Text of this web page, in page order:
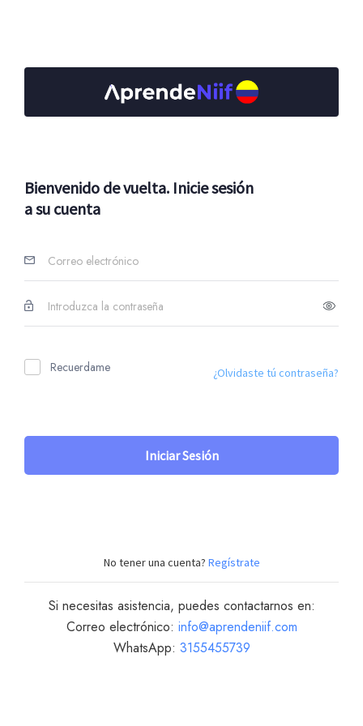
Bienvenido de vuelta. Inicie sesión
a su cuenta
Recuerdame ¿Olvidaste tú contraseña?
Iniciar Sesión
No tener una cuenta? Regístrate
Si necesitas asistencia, puedes contactarnos en:
Correo electrónico: info@aprendeniif.com
WhatsApp: 3155455739